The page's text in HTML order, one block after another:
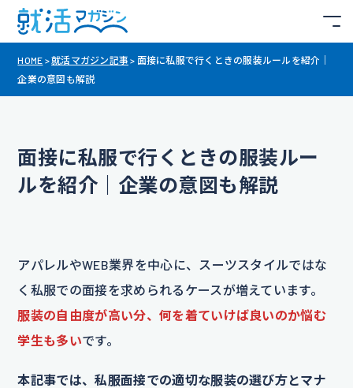
HOME >就活マガジン記事 > 面接に私服で行くときの服装ルールを紹介｜
企業の意図も解説
面接に私服で行くときの服装ルー
ルを紹介｜企業の意図も解説
アパレルやWEB業界を中心に、スーツスタイルではな
く私服での面接を求められるケースが増えています。
服装の自由度が高い分、何を着ていけば良いのか悩む
学生も多いです。
本記事では、私服面接での適切な服装の選び方とマナ